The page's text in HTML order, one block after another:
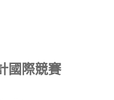
國際競賽